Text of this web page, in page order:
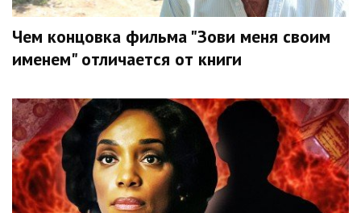
Чем концовка фильма "Зови меня своим
именем" отличается от книги